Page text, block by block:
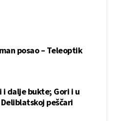
posao – Teleoptik
i dalje bukte; Gori i u
peščari